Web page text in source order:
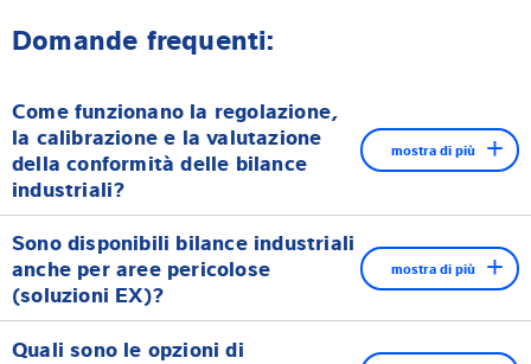
Domande frequenti:
Come funzionano la regolazione,
la calibrazione e la valutazione
della conformità delle bilance
industriali?
mostra di più
peso di calibrazione incorporato. Questo consente di verificare
l'accuratezza della bilancia premendo un pulsante, senza dover
ricorrere a un peso di prova aggiuntivo.
Sono disponibili bilance industriali
anche per aree pericolose
(soluzioni EX)?
mostra di più
Quali sono le opzioni di